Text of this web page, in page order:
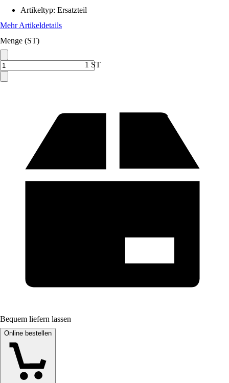
Artikeltyp: Ersatzteil
Mehr Artikeldetails
Menge (ST)
1 ST
Bequem liefern lassen
Online bestellen